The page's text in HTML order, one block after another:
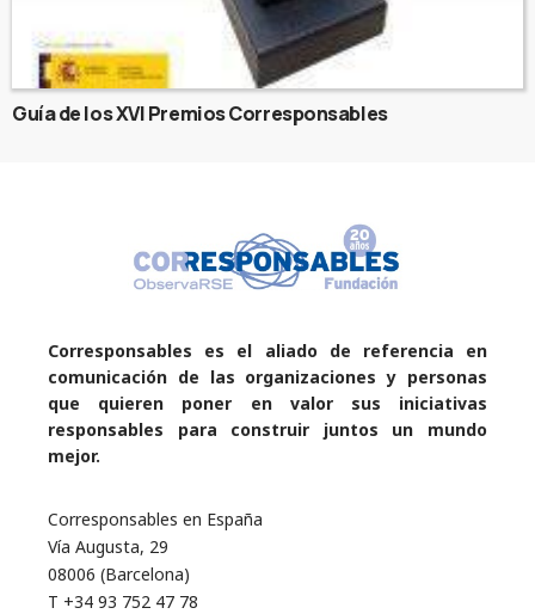
Guía de los XVI Premios Corresponsables
Corresponsables es el aliado de referencia en
comunicación de las organizaciones y personas
que quieren poner en valor sus iniciativas
responsables para construir juntos un mundo
mejor.
Corresponsables en España
Vía Augusta, 29
08006 (Barcelona)
T +34 93 752 47 78